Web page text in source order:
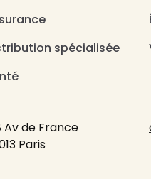
spécialisée
Av de France
Paris